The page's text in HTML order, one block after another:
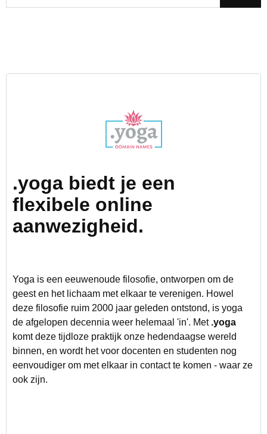
.yoga biedt je een
flexibele online
aanwezigheid.
Yoga is een eeuwenoude filosofie, ontworpen om de
geest en het lichaam met elkaar te verenigen. Howel
deze filosofie ruim 2000 jaar geleden ontstond, is yoga
de afgelopen decennia weer helemaal 'in'. Met .yoga
komt deze tijdloze praktijk onze hedendaagse wereld
binnen, en wordt het voor docenten en studenten nog
eenvoudiger om met elkaar in contact te komen - waar ze
ook zijn.